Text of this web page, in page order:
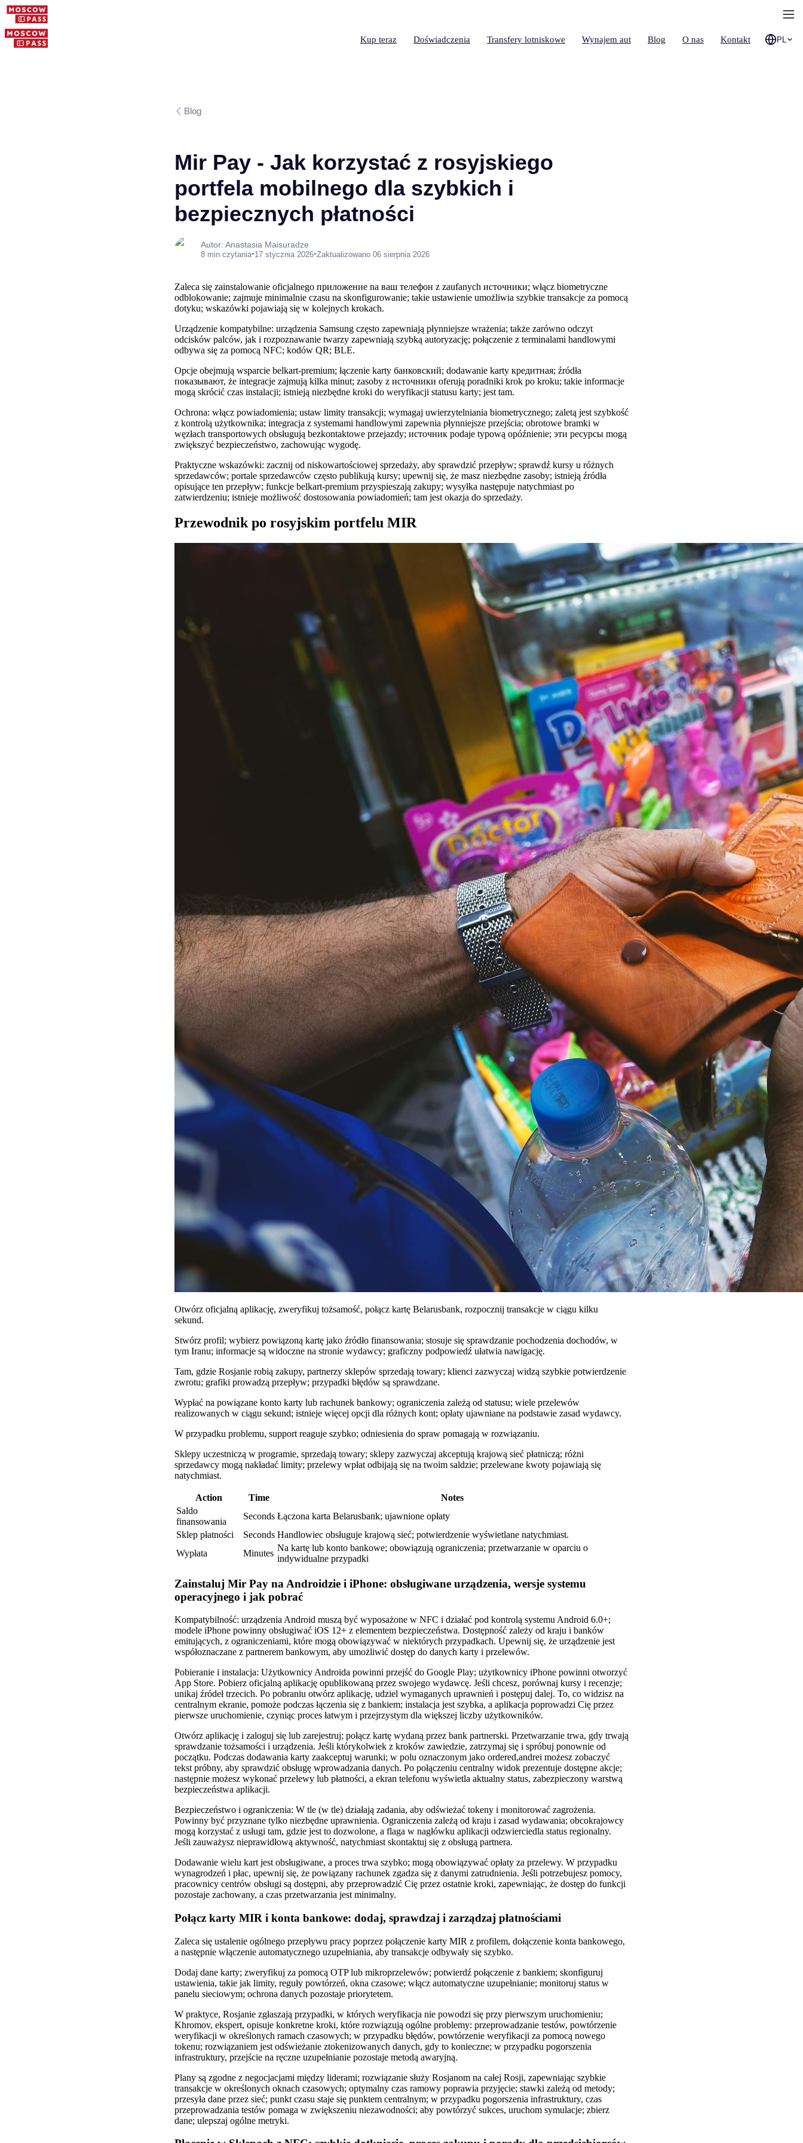
Kup teraz Doświadczenia Transfery lotniskowe Wynajem aut Blog O nas Kontakt PL
Blog
Mir Pay - Jak korzystać z rosyjskiego
portfela mobilnego dla szybkich i
bezpiecznych płatności
Autor: Anastasia Maisuradze
8 min czytania•17 stycznia 2026•Zaktualizowano 06 sierpnia 2026
Zaleca się zainstalowanie oficjalnego приложение na ваш телефон z zaufanych источники; włącz biometryczne
odblokowanie; zajmuje minimalnie czasu na skonfigurowanie; takie ustawienie umożliwia szybkie transakcje za pomocą
dotyku; wskazówki pojawiają się w kolejnych krokach.
Urządzenie kompatybilne: urządzenia Samsung często zapewniają płynniejsze wrażenia; także zarówno odczyt
odcisków palców, jak i rozpoznawanie twarzy zapewniają szybką autoryzację; połączenie z terminalami handlowymi
odbywa się za pomocą NFC; kodów QR; BLE.
Opcje obejmują wsparcie belkart-premium; łączenie karty банковский; dodawanie karty кредитная; źródła
показывают, że integracje zajmują kilka minut; zasoby z источники oferują poradniki krok po kroku; takie informacje
mogą skrócić czas instalacji; istnieją niezbędne kroki do weryfikacji statusu karty; jest tam.
Ochrona: włącz powiadomienia; ustaw limity transakcji; wymagaj uwierzytelniania biometrycznego; zaletą jest szybkość
z kontrolą użytkownika; integracja z systemami handlowymi zapewnia płynniejsze przejścia; obrotowe bramki w
węzłach transportowych obsługują bezkontaktowe przejazdy; источник podaje typową opóźnienie; эти ресурсы mogą
zwiększyć bezpieczeństwo, zachowując wygodę.
Praktyczne wskazówki: zacznij od niskowartościowej sprzedaży, aby sprawdzić przepływ; sprawdź kursy u różnych
sprzedawców; portale sprzedawców często publikują kursy; upewnij się, że masz niezbędne zasoby; istnieją źródła
opisujące ten przepływ; funkcje belkart-premium przyspieszają zakupy; wysyłka następuje natychmiast po
zatwierdzeniu; istnieje możliwość dostosowania powiadomień; tam jest okazja do sprzedaży.
Przewodnik po rosyjskim portfelu MIR
Otwórz oficjalną aplikację, zweryfikuj tożsamość, połącz kartę Belarusbank, rozpocznij transakcje w ciągu kilku
sekund.
Stwórz profil; wybierz powiązoną kartę jako źródło finansowania; stosuje się sprawdzanie pochodzenia dochodów, w
tym Iranu; informacje są widoczne na stronie wydawcy; graficzny podpowiedź ułatwia nawigację.
Tam, gdzie Rosjanie robią zakupy, partnerzy sklepów sprzedają towary; klienci zazwyczaj widzą szybkie potwierdzenie
zwrotu; grafiki prowadzą przepływ; przypadki błędów są sprawdzane.
Wypłać na powiązane konto karty lub rachunek bankowy; ograniczenia zależą od statusu; wiele przelewów
realizowanych w ciągu sekund; istnieje więcej opcji dla różnych kont; opłaty ujawniane na podstawie zasad wydawcy.
W przypadku problemu, support reaguje szybko; odniesienia do spraw pomagają w rozwiązaniu.
Sklepy uczestniczą w programie, sprzedają towary; sklepy zazwyczaj akceptują krajową sieć płatniczą; różni
sprzedawcy mogą nakładać limity; przelewy wpłat odbijają się na twoim saldzie; przelewane kwoty pojawiają się
natychmiast.
Action Time
Notes
Saldo
finansowania
Seconds Łączona karta Belarusbank; ujawnione opłaty
Sklep płatności
Seconds Handlowiec obsługuje krajową sieć; potwierdzenie wyświetlane natychmiast.
Wypłata
Minutes
Na kartę lub konto bankowe; obowiązują ograniczenia; przetwarzanie w oparciu o
indywidualne przypadki
Zainstaluj Mir Pay na Androidzie i iPhone: obsługiwane urządzenia, wersje systemu
operacyjnego i jak pobrać
Kompatybilność: urządzenia Android muszą być wyposażone w NFC i działać pod kontrolą systemu Android 6.0+;
modele iPhone powinny obsługiwać iOS 12+ z elementem bezpieczeństwa. Dostępność zależy od kraju i banków
emitujących, z ograniczeniami, które mogą obowiązywać w niektórych przypadkach. Upewnij się, że urządzenie jest
współoznaczane z partnerem bankowym, aby umożliwić dostęp do danych karty i przelewów.
Pobieranie i instalacja: Użytkownicy Androida powinni przejść do Google Play; użytkownicy iPhone powinni otworzyć
App Store. Pobierz oficjalną aplikację opublikowaną przez swojego wydawcę. Jeśli chcesz, porównaj kursy i recenzje;
unikaj źródeł trzecich. Po pobraniu otwórz aplikację, udziel wymaganych uprawnień i postępuj dalej. To, co widzisz na
centralnym ekranie, pomoże podczas łączenia się z bankiem; instalacja jest szybka, a aplikacja poprowadzi Cię przez
pierwsze uruchomienie, czyniąc proces łatwym i przejrzystym dla większej liczby użytkowników.
Otwórz aplikację i zaloguj się lub zarejestruj; połącz kartę wydaną przez bank partnerski. Przetwarzanie trwa, gdy trwają
sprawdzanie tożsamości i urządzenia. Jeśli którykolwiek z kroków zawiedzie, zatrzymaj się i spróbuj ponownie od
początku. Podczas dodawania karty zaakceptuj warunki; w polu oznaczonym jako ordered,andrei możesz zobaczyć
tekst próbny, aby sprawdzić obsługę wprowadzania danych. Po połączeniu centralny widok prezentuje dostępne akcje;
następnie możesz wykonać przelewy lub płatności, a ekran telefonu wyświetla aktualny status, zabezpieczony warstwą
bezpieczeństwa aplikacji.
Bezpieczeństwo i ograniczenia: W tle (w tle) działają zadania, aby odświeżać tokeny i monitorować zagrożenia.
Powinny być przyznane tylko niezbędne uprawnienia. Ograniczenia zależą od kraju i zasad wydawania; obcokrajowcy
mogą korzystać z usługi tam, gdzie jest to dozwolone, a flaga w nagłówku aplikacji odzwierciedla status regionalny.
Jeśli zauważysz nieprawidłową aktywność, natychmiast skontaktuj się z obsługą partnera.
Dodawanie wielu kart jest obsługiwane, a proces trwa szybko; mogą obowiązywać opłaty za przelewy. W przypadku
wynagrodzeń i płac, upewnij się, że powiązany rachunek zgadza się z danymi zatrudnienia. Jeśli potrzebujesz pomocy,
pracownicy centrów obsługi są dostępni, aby przeprowadzić Cię przez ostatnie kroki, zapewniając, że dostęp do funkcji
pozostaje zachowany, a czas przetwarzania jest minimalny.
Połącz karty MIR i konta bankowe: dodaj, sprawdzaj i zarządzaj płatnościami
Zaleca się ustalenie ogólnego przepływu pracy poprzez połączenie karty MIR z profilem, dołączenie konta bankowego,
a następnie włączenie automatycznego uzupełniania, aby transakcje odbywały się szybko.
Dodaj dane karty; zweryfikuj za pomocą OTP lub mikroprzelewów; potwierdź połączenie z bankiem; skonfiguruj
ustawienia, takie jak limity, reguły powtórzeń, okna czasowe; włącz automatyczne uzupełnianie; monitoruj status w
panelu sieciowym; ochrona danych pozostaje priorytetem.
W praktyce, Rosjanie zgłaszają przypadki, w których weryfikacja nie powodzi się przy pierwszym uruchomieniu;
Khromov, ekspert, opisuje konkretne kroki, które rozwiązują ogólne problemy: przeprowadzanie testów, powtórzenie
weryfikacji w określonych ramach czasowych; w przypadku błędów, powtórzenie weryfikacji za pomocą nowego
tokenu; rozwiązaniem jest odświeżanie ztokenizowanych danych, gdy to konieczne; w przypadku pogorszenia
infrastruktury, przejście na ręczne uzupełnianie pozostaje metodą awaryjną.
Plany są zgodne z negocjacjami między liderami; rozwiązanie służy Rosjanom na całej Rosji, zapewniając szybkie
transakcje w określonych oknach czasowych; optymalny czas ramowy poprawia przyjęcie; stawki zależą od metody;
przesyła dane przez sieć; punkt czasu staje się punktem centralnym; w przypadku pogorszenia infrastruktury, czas
przeprowadzania testów pomaga w zwiększeniu niezawodności; aby powtórzyć sukces, uruchom symulacje; zbierz
dane; ulepszaj ogólne metryki.